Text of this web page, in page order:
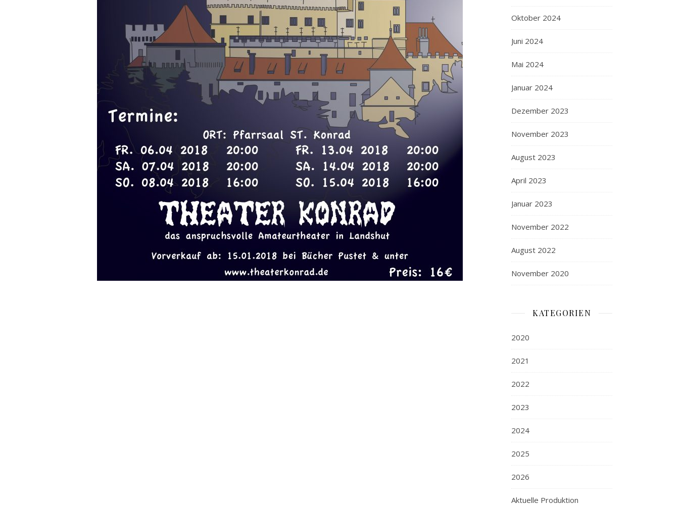
Oktober 2024
Juni 2024
Mai 2024
Januar 2024
Dezember 2023
November 2023
August 2023
April 2023
Januar 2023
November 2022
August 2022
November 2020
KATEGORIEN
2020
2021
2022
2023
2024
2025
2026
Aktuelle Produktion